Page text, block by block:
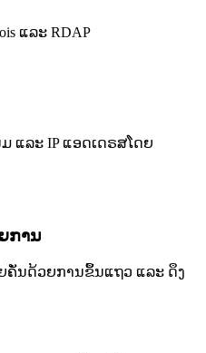
ແລະ RDAP
ແລະ IP ແອດເດຣສໂດຍ
ການ
ຄັ່ນດ້ວຍການຂຶ້ນແຖວ ແລະ ດຶງ